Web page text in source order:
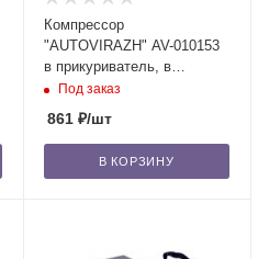
Компрессор
"AUTOVIRAZH" AV-010153
в прикуриватель, в
блистере, 12V, 25 л\мин.
Под заказ
861₽/шт
В КОРЗИНУ